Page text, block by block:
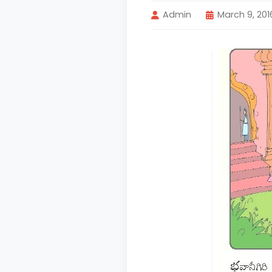
Admin March 9,